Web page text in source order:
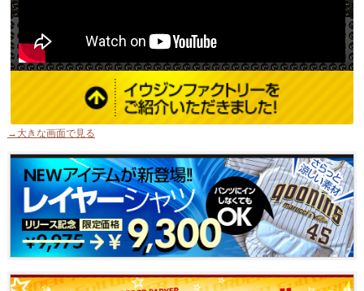
→大きな画面で見る